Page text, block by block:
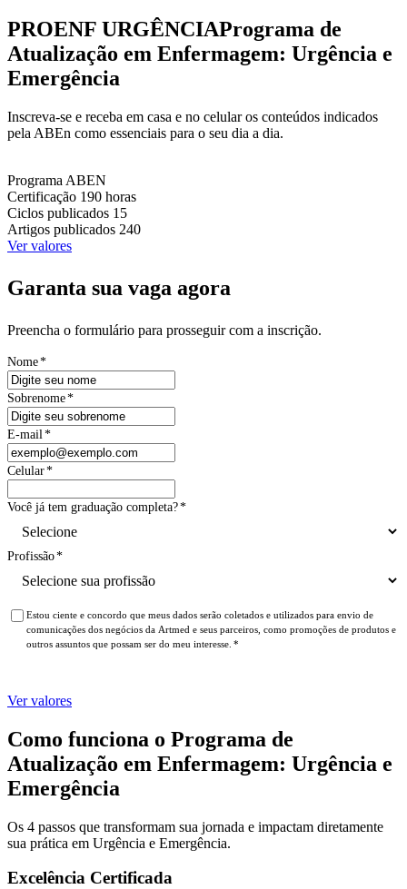
PROENF URGÊNCIAPrograma de
Atualização em Enfermagem: Urgência e
Emergência
Inscreva-se e receba em casa e no celular os conteúdos indicados
pela ABEn como essenciais para o seu dia a dia.
Programa ABEN
Certificação 190 horas
Ciclos publicados 15
Artigos publicados 240
Ver valores
Garanta sua vaga agora
Preencha o formulário para prosseguir com a inscrição.
Nome*
Sobrenome*
E-mail *
Celular*
Você já tem graduação completa?*
Profissão*
Estou ciente e concordo que meus dados serão coletados e utilizados para envio de
comunicações dos negócios da Artmed e seus parceiros, como promoções de produtos e
outros assuntos que possam ser do meu interesse. *
Ver valores
Como funciona o Programa de
Atualização em Enfermagem: Urgência e
Emergência
Os 4 passos que transformam sua jornada e impactam diretamente
sua prática em Urgência e Emergência.
Excelência Certificada